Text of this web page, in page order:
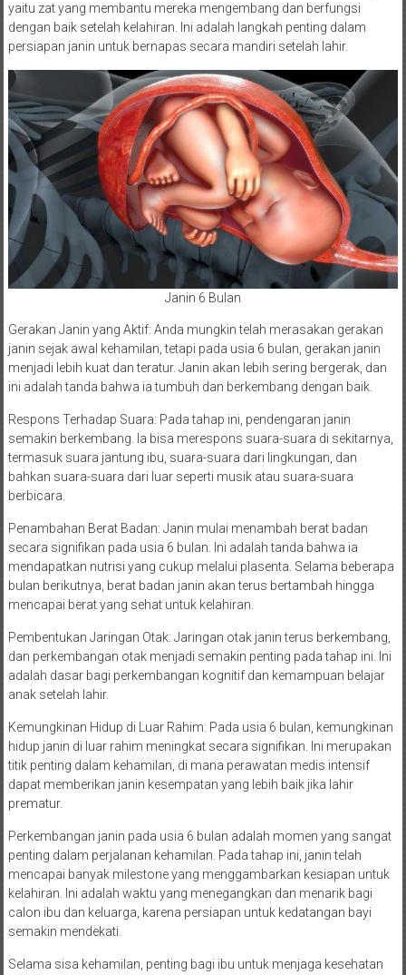
yaitu zat yang membantu mereka mengembang dan berfungsi
dengan baik setelah kelahiran. Ini adalah langkah penting dalam
persiapan janin untuk bernapas secara mandiri setelah lahir.
Janin 6 Bulan
Gerakan Janin yang Aktif: Anda mungkin telah merasakan gerakan
janin sejak awal kehamilan, tetapi pada usia 6 bulan, gerakan janin
menjadi lebih kuat dan teratur. Janin akan lebih sering bergerak, dan
ini adalah tanda bahwa ia tumbuh dan berkembang dengan baik.
Respons Terhadap Suara: Pada tahap ini, pendengaran janin
semakin berkembang. Ia bisa merespons suara-suara di sekitarnya,
termasuk suara jantung ibu, suara-suara dari lingkungan, dan
bahkan suara-suara dari luar seperti musik atau suara-suara
berbicara.
Penambahan Berat Badan: Janin mulai menambah berat badan
secara signifikan pada usia 6 bulan. Ini adalah tanda bahwa ia
mendapatkan nutrisi yang cukup melalui plasenta. Selama beberapa
bulan berikutnya, berat badan janin akan terus bertambah hingga
mencapai berat yang sehat untuk kelahiran.
Pembentukan Jaringan Otak: Jaringan otak janin terus berkembang,
dan perkembangan otak menjadi semakin penting pada tahap ini. Ini
adalah dasar bagi perkembangan kognitif dan kemampuan belajar
anak setelah lahir.
Kemungkinan Hidup di Luar Rahim: Pada usia 6 bulan, kemungkinan
hidup janin di luar rahim meningkat secara signifikan. Ini merupakan
titik penting dalam kehamilan, di mana perawatan medis intensif
dapat memberikan janin kesempatan yang lebih baik jika lahir
prematur.
Perkembangan janin pada usia 6 bulan adalah momen yang sangat
penting dalam perjalanan kehamilan. Pada tahap ini, janin telah
mencapai banyak milestone yang menggambarkan kesiapan untuk
kelahiran. Ini adalah waktu yang menegangkan dan menarik bagi
calon ibu dan keluarga, karena persiapan untuk kedatangan bayi
semakin mendekati.
Selama sisa kehamilan, penting bagi ibu untuk menjaga kesehatan